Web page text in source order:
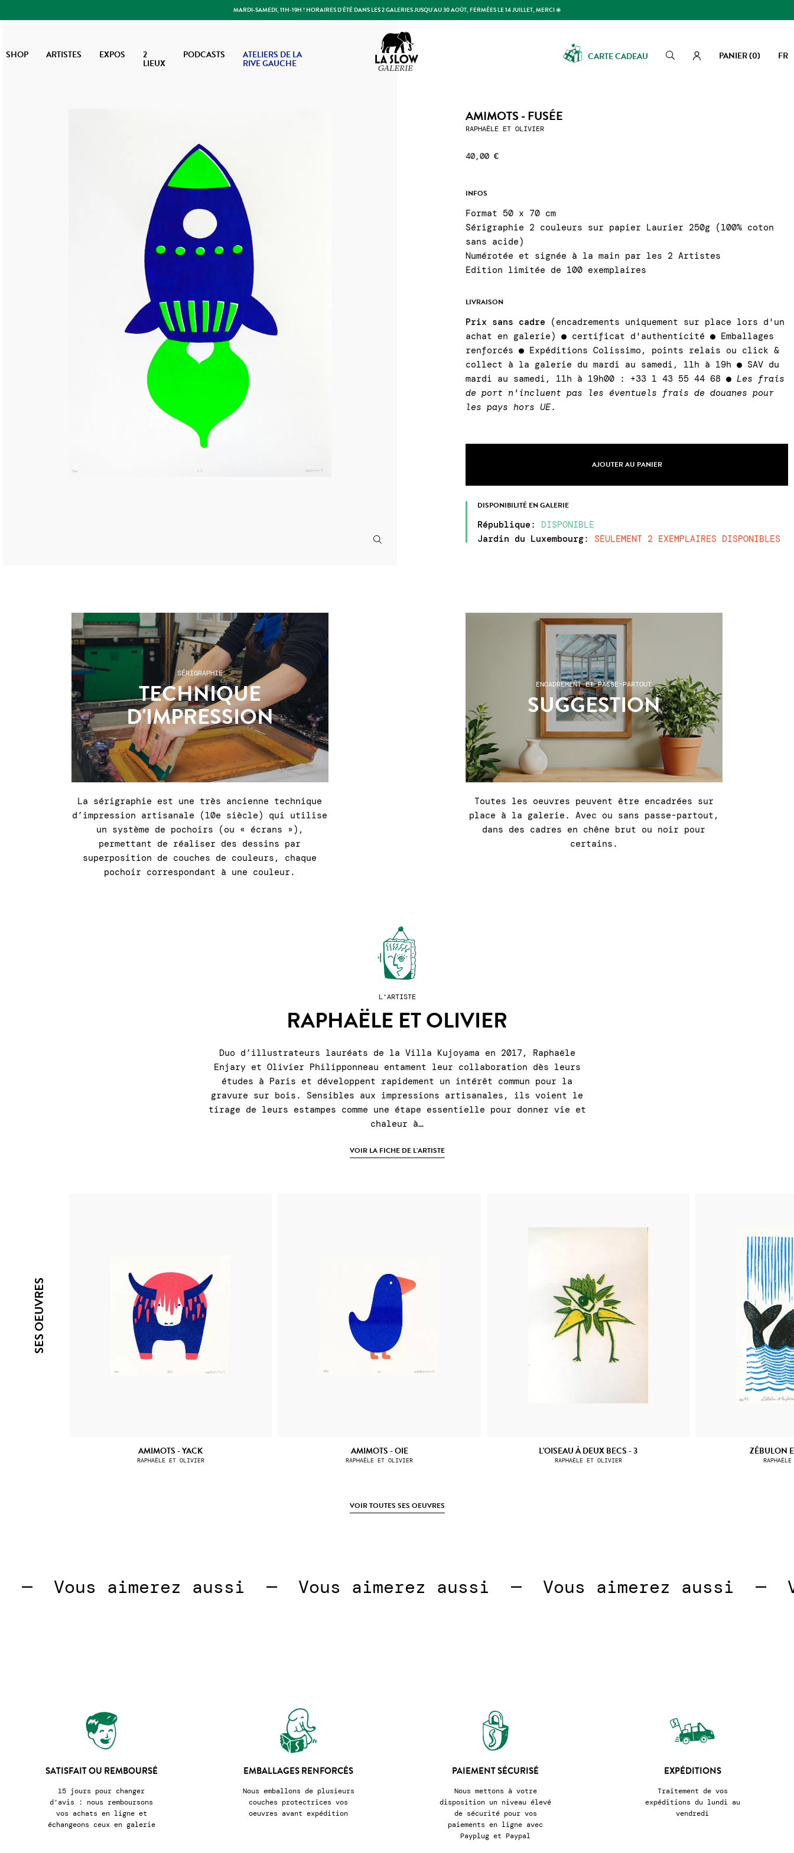
MARDI-SAMEDI, 11H-19H ! HORAIRES D'ÉTÉ DANS LES 2 GALERIES JUSQU'AU 30 AOÛT, FERMÉES LE 14 JUILLET, MERCI ☀️
SHOP ARTISTES EXPOS 2
LIEUX
PODCASTS ATELIERS DE LA
RIVE GAUCHE
Slow Galerie
CARTE CADEAU Rechercher PANIER(0) FR
AMIMOTS - FUSÉE
RAPHAËLE ET OLIVIER
40,00 €
INFOS
Format 50 x 70 cm
Sérigraphie 2 couleurs sur papier Laurier 250g (100% coton
sans acide)
Numérotée et signée à la main par les 2 Artistes
Edition limitée de 100 exemplaires
LIVRAISON
Prix sans cadre (encadrements uniquement sur place lors d'un
achat en galerie) ● certificat d'authenticité ● Emballages
renforcés ● Expéditions Colissimo, points relais ou click &
collect à la galerie du mardi au samedi, 11h à 19h ● SAV du
mardi au samedi, 11h à 19h00 : +33 1 43 55 44 68 ●Les frais
de port n'incluent pas les éventuels frais de douanes pour
les pays hors UE.
AJOUTER AU PANIER
DISPONIBILITÉ EN GALERIE
République : DISPONIBLE
Jardin du Luxembourg: SEULEMENT 2 EXEMPLAIRES DISPONIBLES
SÉRIGRAPHIE
TECHNIQUE
D'IMPRESSION
La sérigraphie est une très ancienne technique
d’impression artisanale (10e siècle) qui utilise
un système de pochoirs (ou « écrans »),
permettant de réaliser des dessins par
superposition de couches de couleurs, chaque
pochoir correspondant à une couleur.
ENCADREMENT ET PASSE-PARTOUT
SUGGESTION
Toutes les oeuvres peuvent être encadrées sur
place à la galerie. Avec ou sans passe-partout,
dans des cadres en chêne brut ou noir pour
certains.
L'ARTISTE
RAPHAËLE ET OLIVIER
Duo d’illustrateurs lauréats de la Villa Kujoyama en 2017, Raphaële
Enjary et Olivier Philipponneau entament leur collaboration dès leurs
études à Paris et développent rapidement un intérêt commun pour la
gravure sur bois. Sensibles aux impressions artisanales, ils voient le
tirage de leurs estampes comme une étape essentielle pour donner vie et
chaleur à…
VOIR LA FICHE DE L'ARTISTE
SES OEUVRES
AMIMOTS - YACK
RAPHAËLE ET OLIVIER
AMIMOTS - OIE
RAPHAËLE ET OLIVIER
L'OISEAU À DEUX BECS - 3
RAPHAËLE ET OLIVIER
ZÉBULON
VOIR TOUTES SES OEUVRES
— Vous aimerez aussi  — Vous aimerez aussi  — Vous aimerez aussi  —
SATISFAIT OU REMBOURSÉ
15 jours pour changer
d'avis : nous remboursons
vos achats en ligne et
échangeons ceux en galerie
EMBALLAGES RENFORCÉS
Nous emballons de plusieurs
couches protectrices vos
oeuvres avant expédition
PAIEMENT SÉCURISÉ
Nous mettons à votre
disposition un niveau élevé
de sécurité pour vos
paiements en ligne avec
Payplug et Paypal
EXPÉDITIONS
Traitement de vos
expéditions du lundi au
vendredi